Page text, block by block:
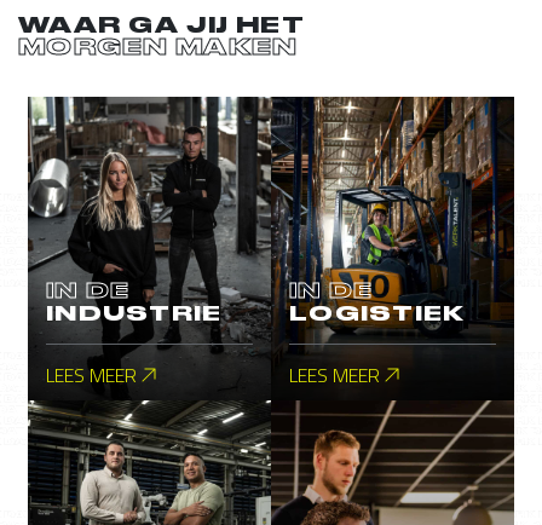
WAAR GA JIJ HET
MORGEN MAKEN
IN DE
INDUSTRIE
LEES MEER
IN DE
LOGISTIEK
LEES MEER